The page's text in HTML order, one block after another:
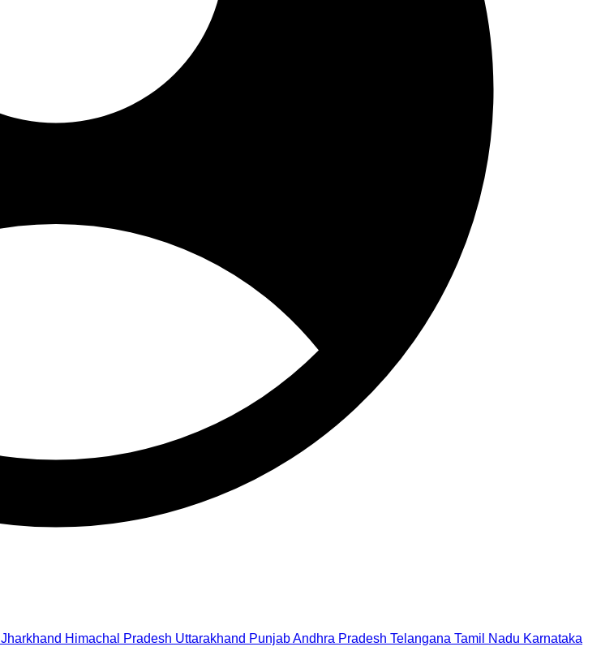
Jharkhand Himachal Pradesh Uttarakhand PunjabAndhra Pradesh Telangana Tamil Nadu Karnataka